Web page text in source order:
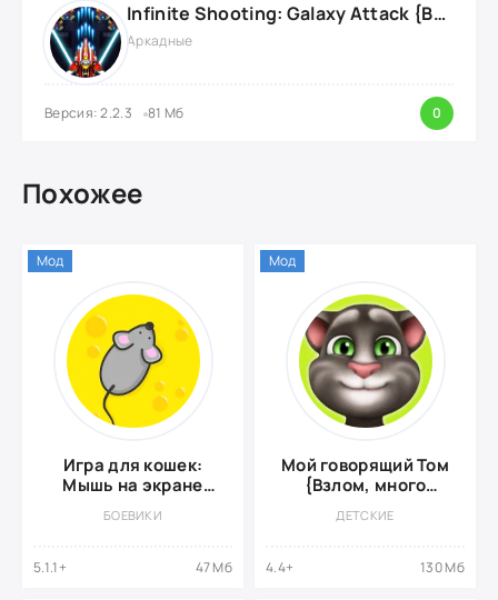
Infinite Shooting: Galaxy Attack {ВЗЛОМ: Бесплатные Покупки}
Аркадные
Версия: 2.2.3 81 Мб 0
Похожее
Игра для кошек:
Мышь на экране
игры]
БОЕВИКИ
5.1.1+ 47 Мб
Мод
Мой говорящий Том
{Взлом, много
ДЕТСКИЕ
4.4+ 130 Мб
Мод